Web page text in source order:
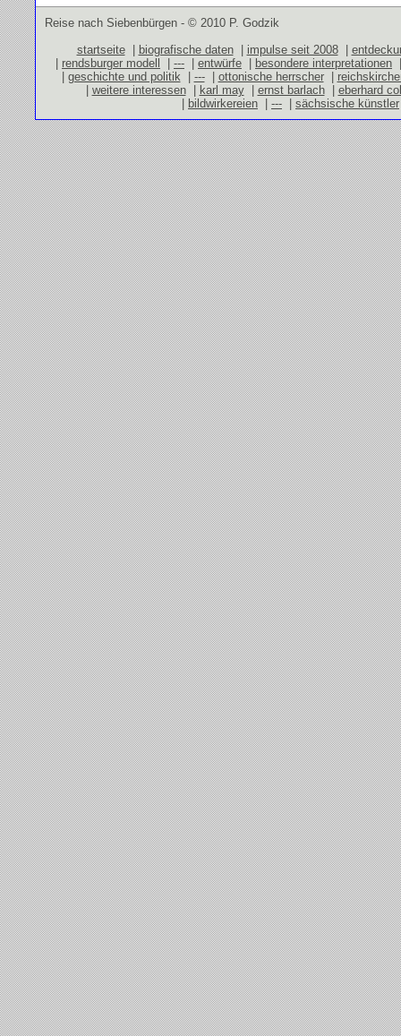
Reise nach Siebenbürgen - © 2010 P. Godzik
startseite| biografische daten| impulse seit 2008|
rendsburger modell --- entwürfe besondere interpretationen
geschichte und politik ---| ottonische herrscher|
weitere interessen| karl may| ernst barlach| eberhard
bildwirkereien --- sächsische künstler